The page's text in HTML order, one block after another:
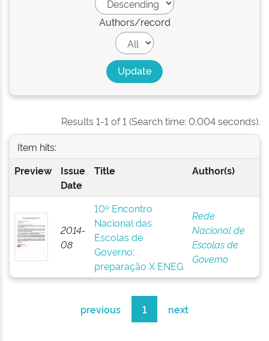
Authors/record
Results 1-1 of 1 (Search time: 0.004 seconds).
Item hits:
Preview
Issue
Date
Title Author(s)
2014-
08
10º Encontro
Nacional das
Escolas de
Governo:
preparação X ENEG
Rede
Nacional de
Escolas de
Governo
previous 1 next